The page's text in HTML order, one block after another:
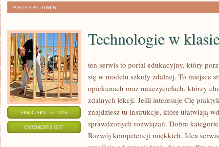
POSTED BY ADMIN
FEBRUARY - 6 - 2026
COMMENTS OFFON
TECHNOLOGIE
Technologie w
ten serwis to portal edukacyjny, który
się w modelu szkoły zdalnej. To miejsce
opiekunach oraz nauczycielach, którzy
zdalnych lekcji. Jeśli interesuje Cię
znajdziesz tu instrukcje, które ułatwiają
sprawdzonych rozwiązań. Dobre
Rozwój kompetencji miękkich. Idea